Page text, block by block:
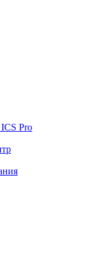
Pro